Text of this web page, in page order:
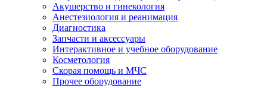
Акушерство и гинекология
Анестезиология и реанимация
Диагностика
Запчасти и аксессуары
Интерактивное и учебное оборудование
Косметология
Скорая помощь и МЧС
Прочее оборудование